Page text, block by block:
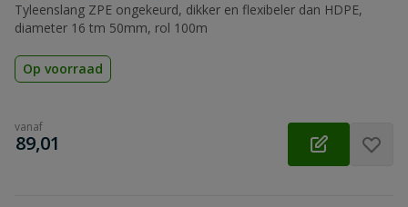
Tyleenslang ZPE ongekeurd, dikker en flexibeler dan HDPE,
diameter 16 tm 50mm, rol 100m
Op voorraad
vanaf
€
89,01